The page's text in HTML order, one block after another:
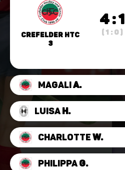
Crefelder HTC
3
4 : 1
( 1 : 0 )
MagaliA.
LuisaH.
CharlotteW.
PhilippaG.